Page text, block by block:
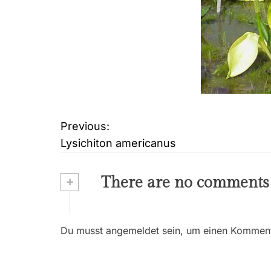
B
e
r
Previous:
Lysichiton americanus
+ There are no comments
Du musst angemeldet sein, um einen